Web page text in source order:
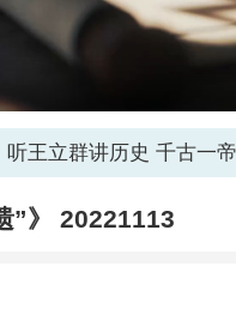
听王立群讲历史 千古一
”》 20221113